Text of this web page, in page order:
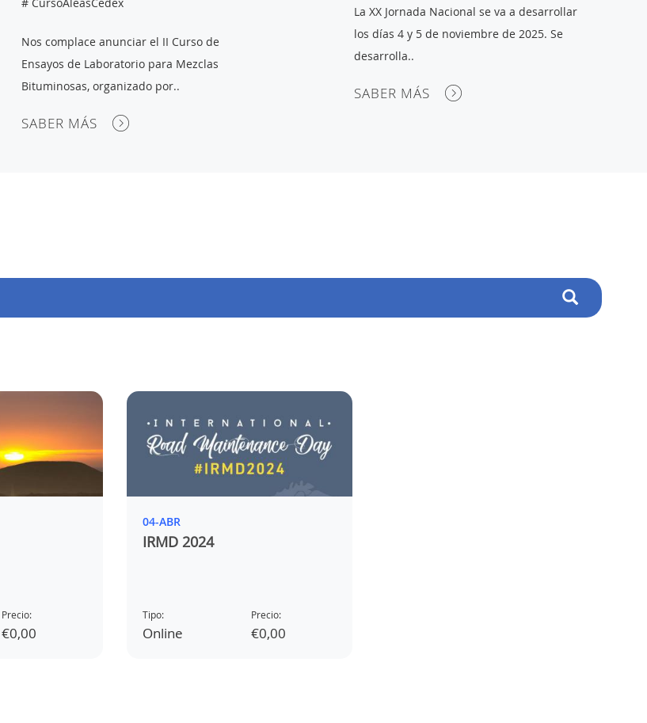
Nos complace anunciar el II Curso de
Ensayos de Laboratorio para Mezclas
Bituminosas, organizado por..
SABER MÁS
La XX Jornada Nacional se va a desarrollar
los días 4 y 5 de noviembre de 2025. Se
desarrolla..
SABER MÁS
Precio:
€0,00
04-ABR
IRMD 2024
Tipo:
Online
Precio:
€0,00